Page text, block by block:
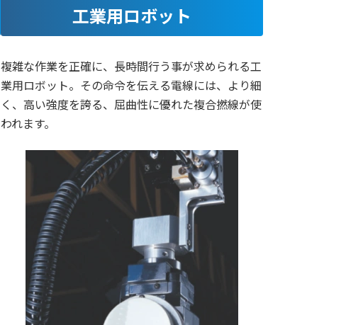
工業用ロボット
複雑な作業を正確に、長時間行う事が求められる工
業用ロボット。その命令を伝える電線には、より細
く、高い強度を誇る、屈曲性に優れた複合撚線が使
われます。